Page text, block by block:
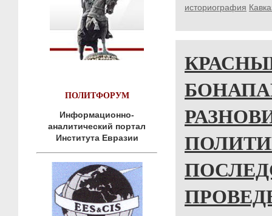
ПОЛИТФОРУМ
Информационно-
аналитический портал
Института Евразии
историография